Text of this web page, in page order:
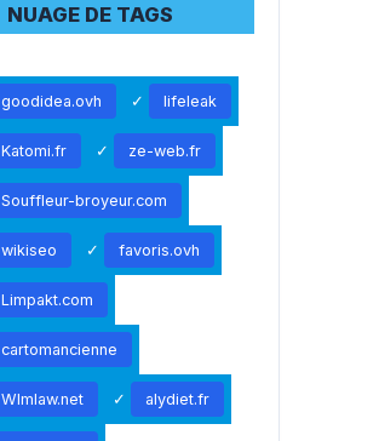
NUAGE DE TAGS
goodidea.ovh lifeleak
Katomi.fr ze-web.fr
Souffleur-broyeur.com
wikiseo favoris.ovh
Limpakt.com
cartomancienne
Wlmlaw.net alydiet.fr